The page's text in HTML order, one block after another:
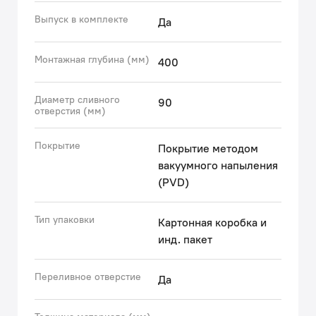
тон мойки.
Гарантия на мойку – 10 лет, на выпуск и сифон – 1 год.
комплектация могут незначительно отличаться.
(с) Авторский текст, декабрь 2025 г.
Выпуск в комплекте Да
Монтажная глубина (мм) 400
Диаметр сливного
отверстия (мм)
90
Покрытие
Покрытие методом
вакуумного напыления
(PVD)
Тип упаковки
Картонная коробка и
инд. пакет
Переливное отверстие Да